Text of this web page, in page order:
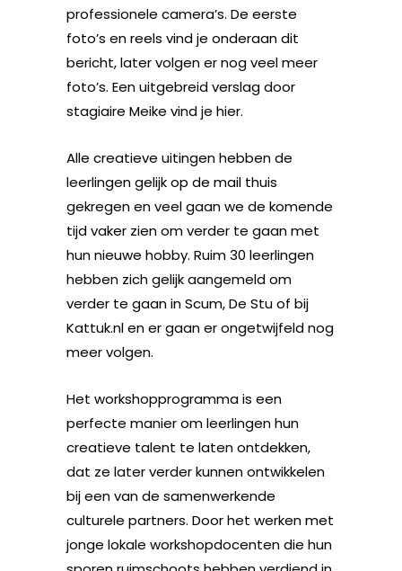
professionele camera’s. De eerste
foto’s en reels vind je onderaan dit
bericht, later volgen er nog veel meer
foto’s. Een uitgebreid verslag door
stagiaire Meike vind je hier.
Alle creatieve uitingen hebben de
leerlingen gelijk op de mail thuis
gekregen en veel gaan we de komende
tijd vaker zien om verder te gaan met
hun nieuwe hobby. Ruim 30 leerlingen
hebben zich gelijk aangemeld om
verder te gaan in Scum, De Stu of bij
Kattuk.nl en er gaan er ongetwijfeld nog
meer volgen.
Het workshopprogramma is een
perfecte manier om leerlingen hun
creatieve talent te laten ontdekken,
dat ze later verder kunnen ontwikkelen
bij een van de samenwerkende
culturele partners. Door het werken met
jonge lokale workshopdocenten die hun